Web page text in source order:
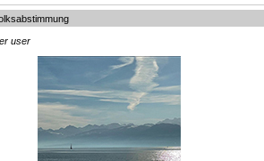
user